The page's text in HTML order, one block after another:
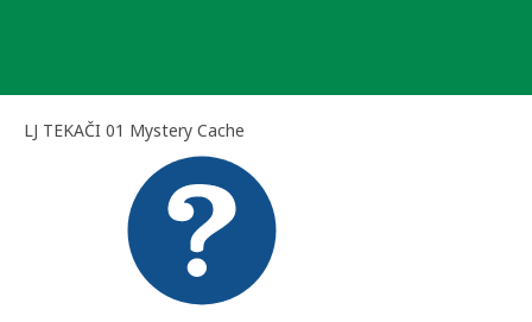
LJ TEKAČI 01 Mystery Cache